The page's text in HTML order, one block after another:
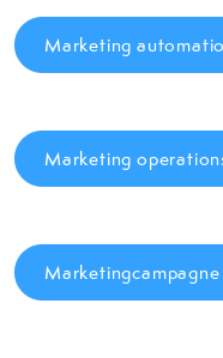
Marketing
Marketing
Marketingcampagne